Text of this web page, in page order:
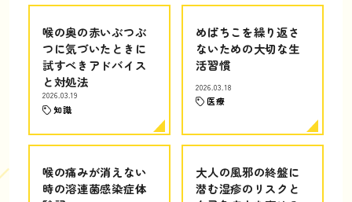
喉の奥の赤いぶつぶ
つに気づいたときに
試すべきアドバイス
と対処法
2026.03.19
知識
めばちこを繰り返さ
ないための大切な生
活習慣
2026.03.18
医療
喉の痛みが消えない
時の溶連菌感染症体
大人の風邪の終盤に
潜む湿疹のリスクと